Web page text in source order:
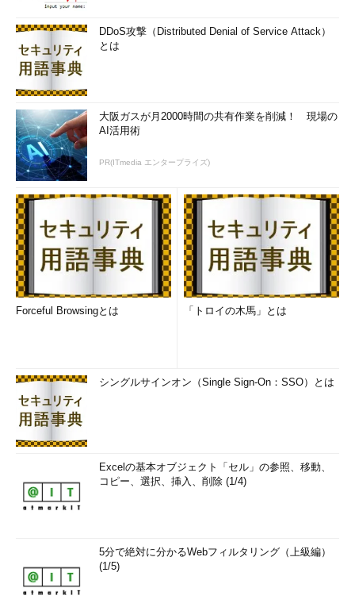
普及し始めた90年代前半から現在に至るまで、IT分野
のライターとして数々の媒体に執筆を続けている。取材、自己
体験、幅広い人脈などを通じて得たディープな情報を基にした
記事には定評がある。著書多数。ヴィンテージ鍵盤楽器アプリ
「Super Manetron」「Pocket Organ C3B3」「Combo Organ
Model V」「Alina String Ensemble」の開発者であると同時に
演奏者でもあり、楽器アプリ奏者としてテレビ出演の経験もあ
る。音楽趣味はプログレ。
TwitterID: yamasaki9999
DDoS攻撃（Distributed Denial of Service Attack）
とは
大阪ガスが月2000時間の共有作業を削減！ 現場の
AI活用術
PR(ITmedia エンタープライズ)
Forceful Browsingとは 「トロイの木馬」とは
シングルサインオン（Single Sign-On：SSO）とは
Excelの基本オブジェクト「セル」の参照、移動、
コピー、選択、挿入、削除 (1/4)
5分で絶対に分かるWebフィルタリング（上級編）
(1/5)